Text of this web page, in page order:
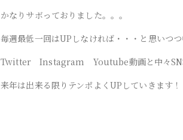
かなりサボっておりました。。。
毎週最低一回はUPしなければ・・・と思いつ
Twitter Instagram Youtube動画と中々SNS
来年は出来る限りテンポよくUPしていきます！